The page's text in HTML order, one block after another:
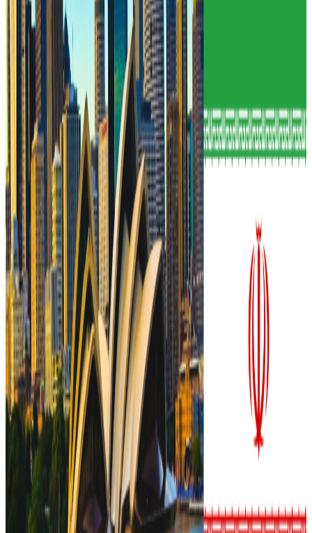
काठमाडौं । नेपाल भ्रमणमा आउनुभएका अमेरिकी सेनाका उपप्रमुख
जोएल भोवेलले सोमबार प्रधानसेनापति अशोकराज सिग्देलसँग
भेटवार्ता गर्नुभएको छ ।
भेटका कर्ममा नेपाल–अमेरिका सुरक्षा, मानवीय सहयोग र विपद्
व्यवस्थापनमा द्विपक्षीय सहकार्यलाई मजबुत बनाउने विषयमा छलफल
भएको बताइएको छ । भारत र भुटान हुँदै नेपाल आएको अमेरिकी
भ्रमण टोलीले काभ्रेको पाँचखालस्थित नेपाली सेनाको वीरेन्द्र शान्ति
कार्य तालिम केन्द्र भ्रमण गरेको छ ।
मंगलबार (भोलि) अमेरिकी सेनाका उपप्रमुख भोवेलले थाइल्याण्डतर्फ
प्रस्थान गर्ने जनाइएको छ।
यस वेवसाइटमा प्रकाशित समाचार, विचार र लेखबारे तपाईंको कुनै
प्रतिक्रिया, गुनासो, सुझाव र सल्लाह छन् भने कृपया हामीलाई निम्न ईमेलमा
पठाउनुहोला । तपाईंको सहयोगले हामीलाई निष्पक्ष र तटस्थ पत्रकारिता गर्न
टेवा पुग्नेछ । सम्पर्क इमेल : info@nepaltube.com.au